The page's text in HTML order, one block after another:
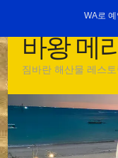
WA로
츠
로
건
너
뛰
기
바왕 메
짐바란 해산물 레스